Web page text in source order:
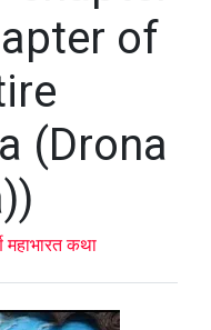
of
(Drona
महाभारत कथा